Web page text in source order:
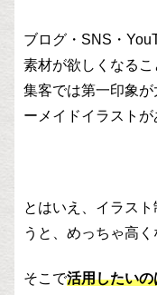
ブログ・SNS・
素材が欲しくなる
集客では第一印象
ーメイドイラストが
とはいえ、イラス
うと、めっちゃ高く
そこで活用したい